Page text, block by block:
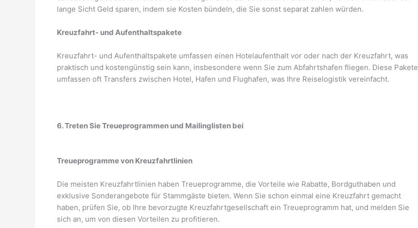
lange Sicht Geld sparen, indem sie Kosten bündeln, die Sie sonst separat zahlen würden.
Kreuzfahrt- und Aufenthaltspakete
Kreuzfahrt- und Aufenthaltspakete umfassen einen Hotelaufenthalt vor oder nach der Kreuzfahrt, was
praktisch und kostengünstig sein kann, insbesondere wenn Sie zum Abfahrtshafen fliegen. Diese Pakete
umfassen oft Transfers zwischen Hotel, Hafen und Flughafen, was Ihre Reiselogistik vereinfacht.
6. Treten Sie Treueprogrammen und Mailinglisten bei
Treueprogramme von Kreuzfahrtlinien
Die meisten Kreuzfahrtlinien haben Treueprogramme, die Vorteile wie Rabatte, Bordguthaben und
exklusive Sonderangebote für Stammgäste bieten. Wenn Sie schon einmal eine Kreuzfahrt gemacht
haben, prüfen Sie, ob Ihre bevorzugte Kreuzfahrtgesellschaft ein Treueprogramm hat, und melden Sie
sich an, um von diesen Vorteilen zu profitieren.